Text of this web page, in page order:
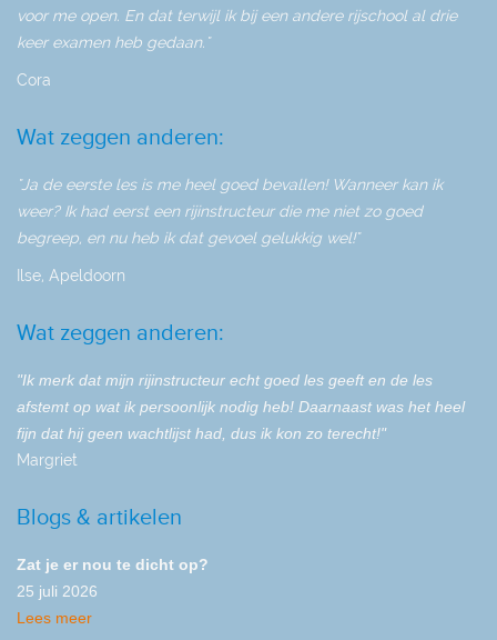
voor me open. En dat terwijl ik bij een andere rijschool al drie
keer examen heb gedaan."
Cora
Wat zeggen anderen:
"Ja de eerste les is me heel goed bevallen! Wanneer kan ik
weer? Ik had eerst een rijinstructeur die me niet zo goed
begreep, en nu heb ik dat gevoel gelukkig wel!"
Ilse, Apeldoorn
Wat zeggen anderen:
"Ik merk dat mijn rijinstructeur echt goed les geeft en de les
afstemt op wat ik persoonlijk nodig heb! Daarnaast was het heel
fijn dat hij geen wachtlijst had, dus ik kon zo terecht!"
Margriet
Blogs & artikelen
Zat je er nou te dicht op?
25 juli 2026
Lees meer